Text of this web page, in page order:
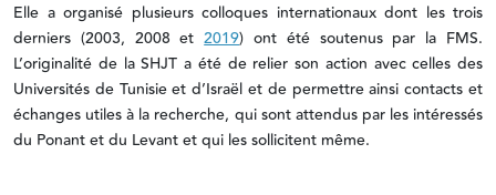
Elle a organisé plusieurs colloques internationaux dont les trois
derniers (2003, 2008 et2019) ont été soutenus par la FMS.
L’originalité de la SHJT a été de relier son action avec celles des
Universités de Tunisie et d’Israël et de permettre ainsi contacts et
échanges utiles à la recherche, qui sont attendus par les intéressés
du Ponant et du Levant et qui les sollicitent même.